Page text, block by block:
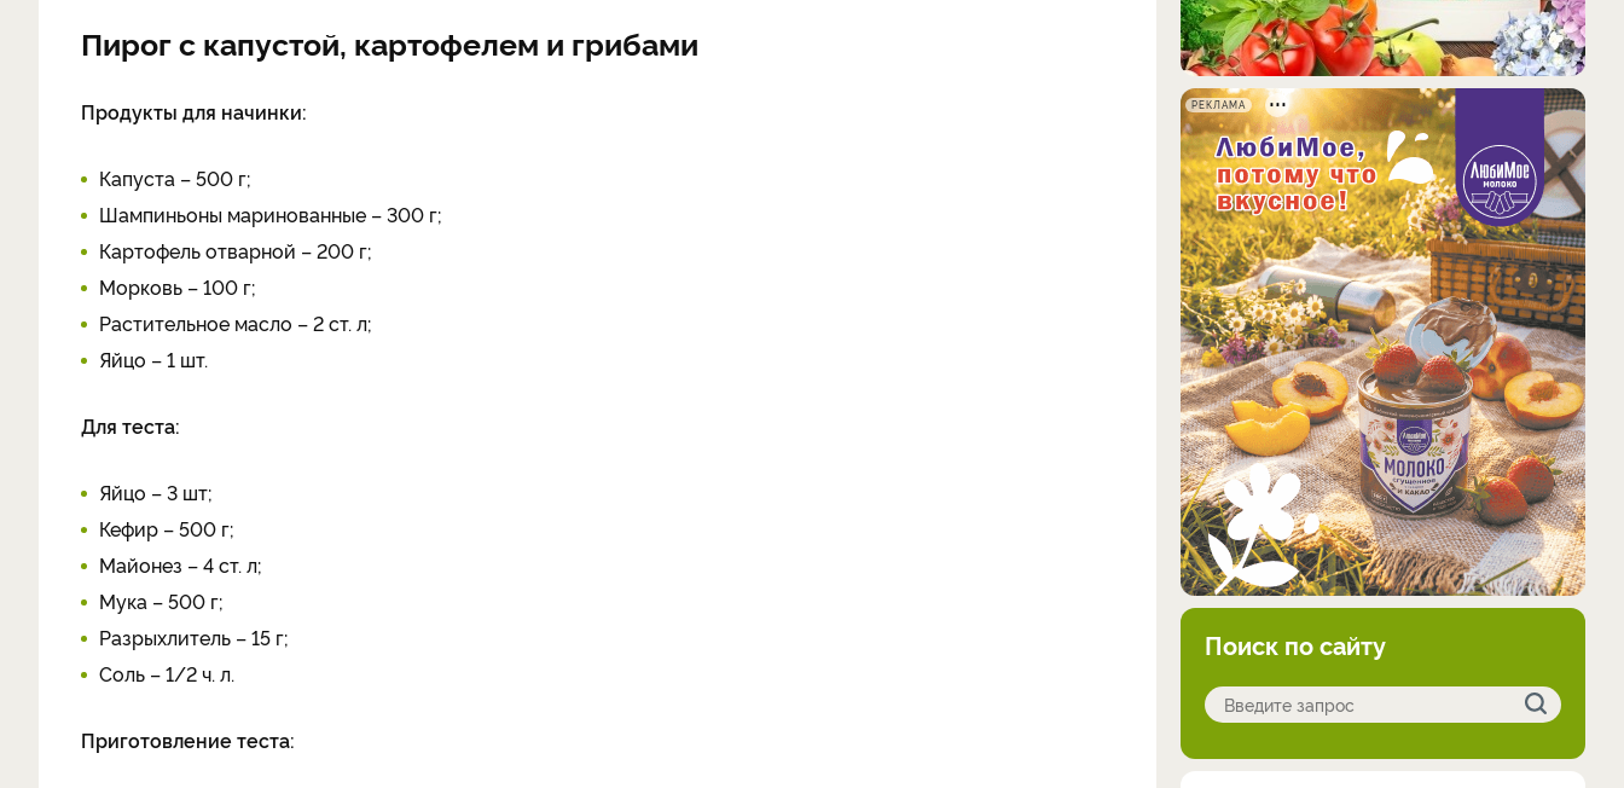
Пирог с капустой, картофелем и грибами
Продукты для начинки:
Капуста – 500 г;
Шампиньоны маринованные – 300 г;
Картофель отварной – 200 г;
Морковь – 100 г;
Растительное масло – 2 ст. л;
Яйцо – 1 шт.
Для теста:
Яйцо – 3 шт;
Кефир – 500 г;
Майонез – 4 ст. л;
Мука – 500 г;
Разрыхлитель – 15 г;
Соль – 1/2 ч. л.
Приготовление теста:
РЕКЛАМА
Поиск по сайту